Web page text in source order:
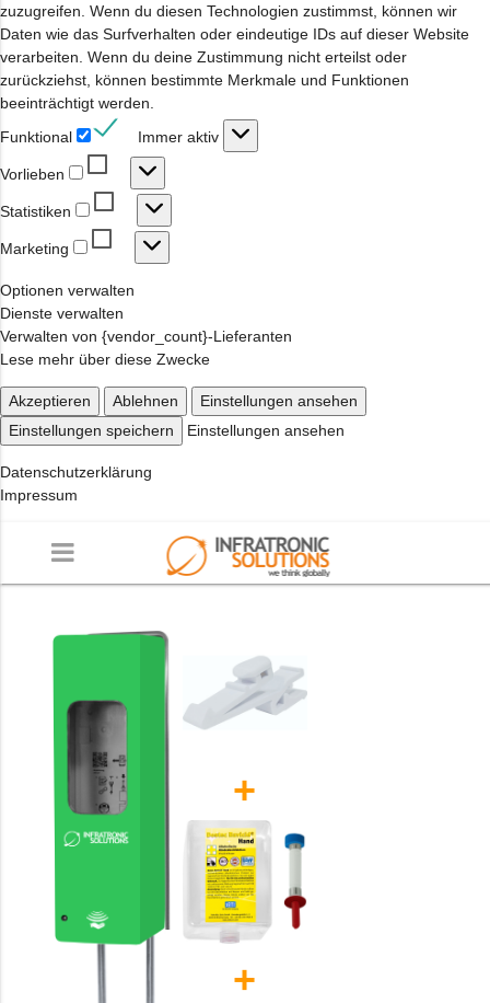
zuzugreifen. Wenn du diesen Technologien zustimmst, können wir
Daten wie das Surfverhalten oder eindeutige IDs auf dieser Website
verarbeiten. Wenn du deine Zustimmung nicht erteilst oder
zurückziehst, können bestimmte Merkmale und Funktionen
beeinträchtigt werden.
Funktional
Immer aktiv
Vorlieben
Vorlieben
Statistiken
Statistiken
Marketing
Marketing
Optionen verwalten
Dienste verwalten
Verwalten von {vendor_count}-Lieferanten
Lese mehr über diese Zwecke
Akzeptieren Ablehnen
Einstellungen ansehen
Einstellungen speichern
Einstellungen ansehen
Datenschutzerklärung
Impressum
+
+